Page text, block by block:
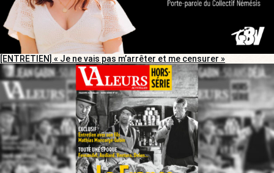
[ENTRETIEN] « Je ne vais pas m’arrêter et me censurer »